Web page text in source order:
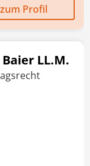
zum Profil
LL.M.